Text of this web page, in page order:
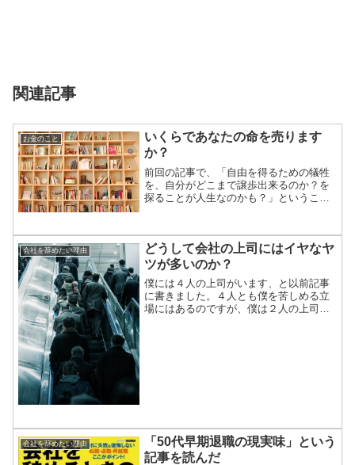
関連記事
お金のこと
いくらであなたの命を売ります
か？
前回の記事で、「自由を得るための犠牲
を、自分がどこまで譲歩出来るのか？を
探ることが人生なのかも？」ということ
「雇われない」「自由な働き方をする」
「自分が納得できて自分が...
会社を辞めたい理由
どうして会社の上司にはイヤなヤ
ツが多いのか？
僕には４人の上司がいます、と以前記事
に書きました。４人とも僕を苦しめる立
場にはあるのですが、僕は２人の上司は
会社を辞めたい理由
「50代早期退職の現実味」という
記事を読んだ